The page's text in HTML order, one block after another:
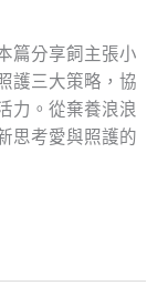
篇分享飼主張小
護三大策略，協
力。從棄養浪浪
思考愛與照護的